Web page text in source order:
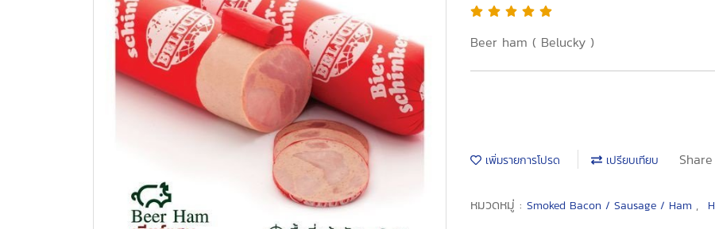
Beer ham ( Belucky )
เพิ่มรายการโปรด เปรียบเทียบ Share
หมวดหมู่ : Smoked Bacon / Sausage / Ham ,